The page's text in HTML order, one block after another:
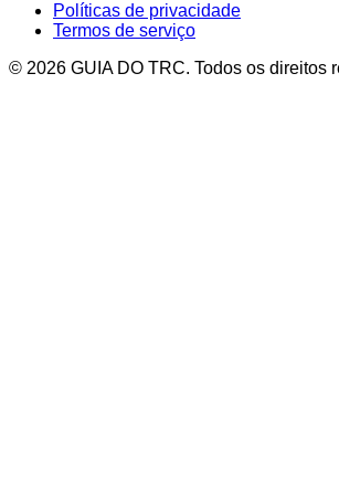
Políticas de privacidade
Termos de serviço
© 2026 GUIA DO TRC. Todos os direitos